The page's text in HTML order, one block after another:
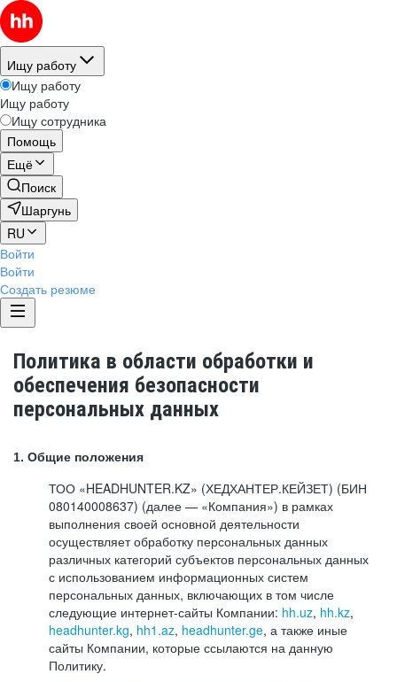
Ищу работу
Ищу работу
Ищу работу
Ищу сотрудника
Помощь
Ещё
Поиск
Шаргунь
RU
Войти
Войти
Создать резюме
Политика в области обработки и
обеспечения безопасности
персональных данных
1. Общие положения
ТОО «HEADHUNTER.KZ» (ХЕДХАНТЕР.КЕЙЗЕТ) (БИН
080140008637) (далее — «Компания») в рамках
выполнения своей основной деятельности
осуществляет обработку персональных данных
различных категорий субъектов персональных данных
с использованием информационных систем
персональных данных, включающих в том числе
следующие интернет-сайты Компании: hh.uz, hh.kz,
headhunter.kg, hh1.az, headhunter.ge, а также иные
сайты Компании, которые ссылаются на данную
Политику.